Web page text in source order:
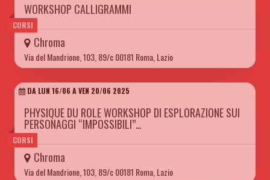
CORSI
WORKSHOP CALLIGRAMMI
Chroma
Via del Mandrione, 103, 89/c 00181 Roma, Lazio
CORSI
DA LUN 16/06 A VEN 20/06 2025
PHYSIQUE DU ROLE WORKSHOP DI ESPLORAZIONE SUI
PERSONAGGI “IMPOSSIBILI”…
Chroma
Via del Mandrione, 103, 89/c 00181 Roma, Lazio